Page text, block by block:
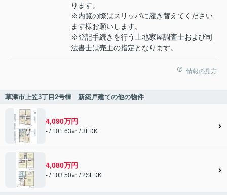
ります。
※内覧の際はスリッパに履き替えてください
ます様お願いします。
※登記手続きを行う土地家屋調査士および司
法書士は売主の指定となります。
情報の見方
草津市上笠3丁目2号棟 新築戸建ての他の物件
4,090万円
- / 101.63㎡ / 3LDK
4,080万円
- / 103.50㎡ / 2SLDK